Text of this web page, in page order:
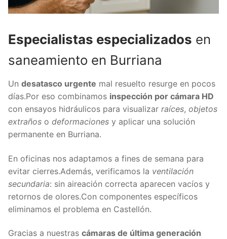
Especialistas especializados en
saneamiento en Burriana
Un desatasco urgente mal resuelto resurge en pocos
días.Por eso combinamos inspección por cámara HD
con ensayos hidráulicos para visualizar raíces, objetos
extraños o deformaciones y aplicar una solución
permanente en Burriana.
En oficinas nos adaptamos a fines de semana para
evitar cierres.Además, verificamos la ventilación
secundaria: sin aireación correcta aparecen vacíos y
retornos de olores.Con componentes específicos
eliminamos el problema en Castellón.
Gracias a nuestras cámaras de última generación